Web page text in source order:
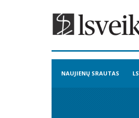
NAUJIENŲ SRAUTAS